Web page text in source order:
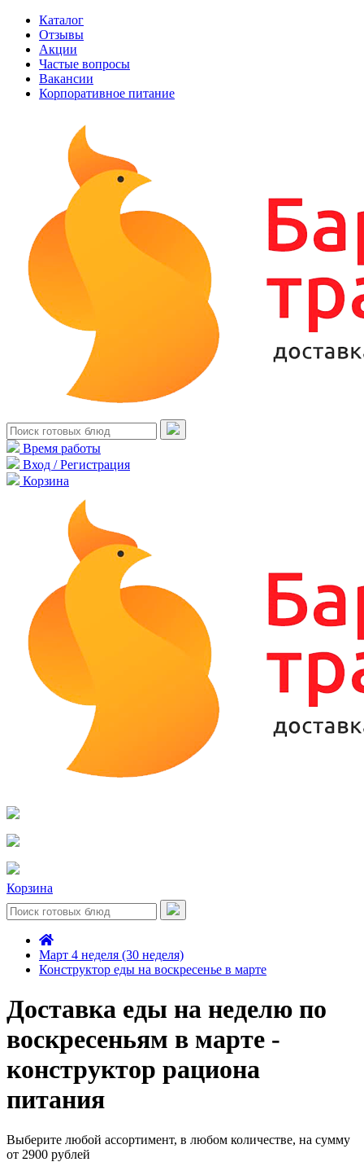
Каталог
Отзывы
Акции
Частые вопросы
Вакансии
Корпоративное питание
Время работы
Вход / Регистрация
Корзина
Корзина
Март 4 неделя (30 неделя)
Конструктор еды на воскресенье в марте
Доставка еды на неделю по
воскресеньям в марте -
конструктор рациона
питания
Выберите любой ассортимент, в любом количестве, на сумму
от 2900 рублей